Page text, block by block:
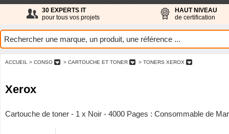
30 EXPERTS IT
pour tous vos projets
HAUT NIVEAU
de certification
ACCUEIL > CONSO > CARTOUCHE ET TONER > TONERS XEROX
Xerox
Cartouche de toner - 1 x Noir - 4000 Pages : Consommable de